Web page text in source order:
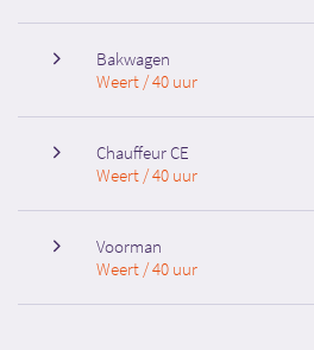
Bakwagen
Weert / 40 uur
Chauffeur CE
Weert / 40 uur
Voorman
Weert / 40 uur